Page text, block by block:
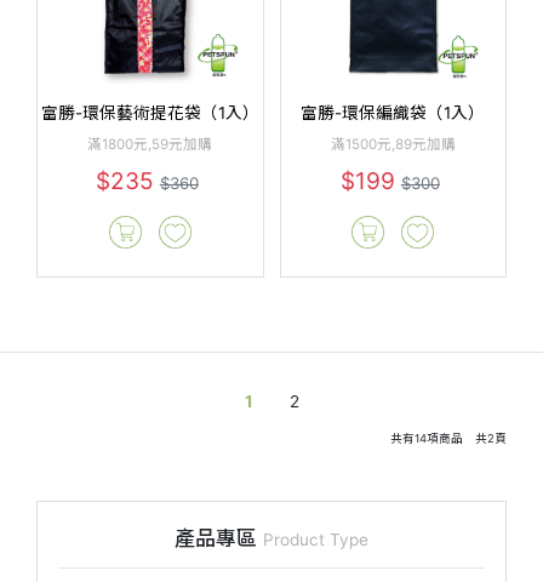
產品專區 Product Type
富勝-環保藝術提花袋（1入）
滿1800元,59元加購
$235$360
富勝-環保編織袋（1入）
滿1500元,89元加購
$199$300
1 2
共有14項商品 共2頁